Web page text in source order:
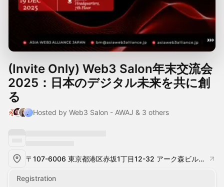
(Invite Only) Web3 Salon年末交流会
2025：日本のデジタル未来を共に創
る
Hosted by Web3 Salon - AWAJ & 3 others
〒107-6006 東京都港区赤坂1丁目12-32 アーク森ビル（7階）
Registration